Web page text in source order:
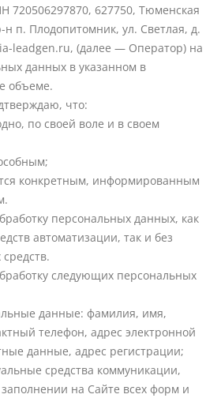
720506297870, 627750, Тюменская
п. Плодопитомник, ул. Светлая, д.
leadgen.ru, (далее — Оператор) на
данных в указанном в
объеме.
что:
по своей воле и в своем
конкретным, информированным
персональных данных, как
автоматизации, так и без
следующих персональных
данные: фамилия, имя,
телефон, адрес электронной
данные, адрес регистрации;
средства коммуникации,
на Сайте всех форм и